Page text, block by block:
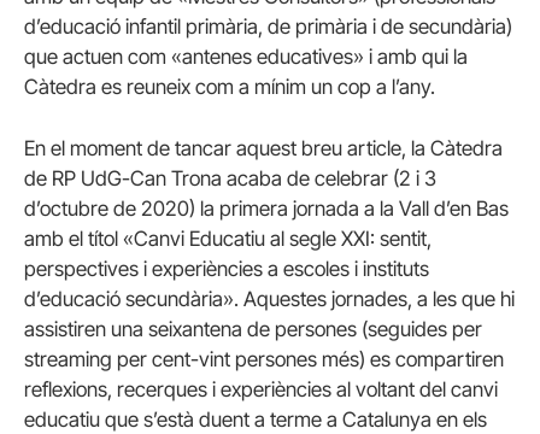
d’educació infantil primària, de primària i de secundària)
que actuen com «antenes educatives» i amb qui la
Càtedra es reuneix com a mínim un cop a l’any.
En el moment de tancar aquest breu article, la Càtedra
de RP UdG-Can Trona acaba de celebrar (2 i 3
d’octubre de 2020) la primera jornada a la Vall d’en Bas
amb el títol «Canvi Educatiu al segle XXI: sentit,
perspectives i experiències a escoles i instituts
d’educació secundària». Aquestes jornades, a les que hi
assistiren una seixantena de persones (seguides per
streaming per cent-vint persones més) es compartiren
reflexions, recerques i experiències al voltant del canvi
educatiu que s’està duent a terme a Catalunya en els